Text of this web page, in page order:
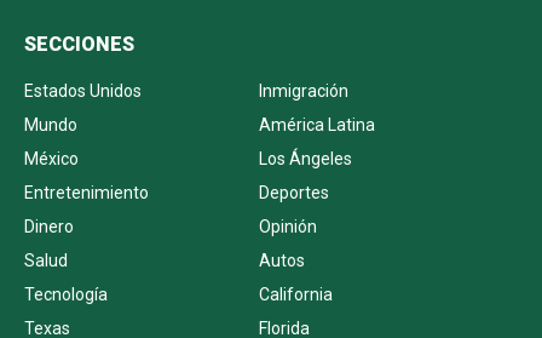
SECCIONES
Estados Unidos
Inmigración
Mundo
América Latina
México
Los Ángeles
Entretenimiento
Deportes
Dinero
Opinión
Salud
Autos
Tecnología
California
Texas
Florida